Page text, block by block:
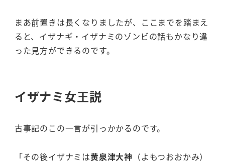
まあ前置きは長くなりましたが、ここまでを踏まえ
ると、イザナギ・イザナミのゾンビの話もかなり違
った見方ができるのです。
イザナミ女王説
古事記のこの一言が引っかかるのです。
「その後イザナミは黄泉津大神 （よもつおおかみ）